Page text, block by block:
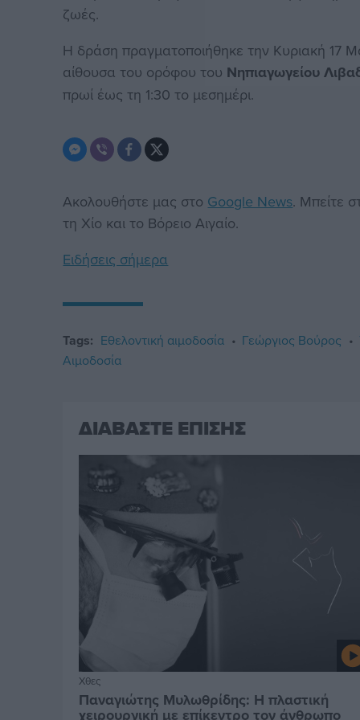
ζωές.
Η δράση πραγματοποιήθηκε την Κυριακή 17
αίθουσα του ορόφου του Νηπιαγωγείου
πρωί έως τη 1:30 το μεσημέρι.
Ακολουθήστε μας στο Google News. Μπείτε
τη Χίο και το Βόρειο Αιγαίο.
Ειδήσεις σήμερα
Tags: Εθελοντική αιμοδοσία Γεώργιος Βούρος
Αιμοδοσία
ΔΙΑΒΑΣΤΕ ΕΠΙΣΗΣ
Χθες
Παναγιώτης Μυλωθρίδης: Η πλαστική
χειρουργική με επίκεντρο τον άνθρωπο